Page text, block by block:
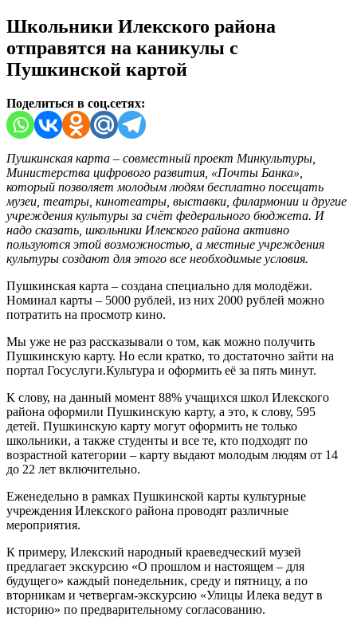
Школьники Илекского района
отправятся на каникулы с
Пушкинской картой
Поделиться в соц.сетях:
Пушкинская карта – совместный проект Минкультуры,
Министерства цифрового развития, «Почты Банка»,
который позволяет молодым людям бесплатно посещать
музеи, театры, кинотеатры, выставки, филармонии и другие
учреждения культуры за счёт федерального бюджета. И
надо сказать, школьники Илекского района активно
пользуются этой возможностью, а местные учреждения
культуры создают для этого все необходимые условия.
Пушкинская карта – создана специально для молодёжи.
Номинал карты – 5000 рублей, из них 2000 рублей можно
потратить на просмотр кино.
Мы уже не раз рассказывали о том, как можно получить
Пушкинскую карту. Но если кратко, то достаточно зайти на
портал Госуслуги.Культура и оформить её за пять минут.
К слову, на данный момент 88% учащихся школ Илекского
района оформили Пушкинскую карту, а это, к слову, 595
детей. Пушкинскую карту могут оформить не только
школьники, а также студенты и все те, кто подходят по
возрастной категории – карту выдают молодым людям от 14
до 22 лет включительно.
Еженедельно в рамках Пушкинской карты культурные
учреждения Илекского района проводят различные
мероприятия.
К примеру, Илекский народный краеведческий музей
предлагает экскурсию «О прошлом и настоящем – для
будущего» каждый понедельник, среду и пятницу, а по
вторникам и четвергам-экскурсию «Улицы Илека ведут в
историю» по предварительному согласованию.